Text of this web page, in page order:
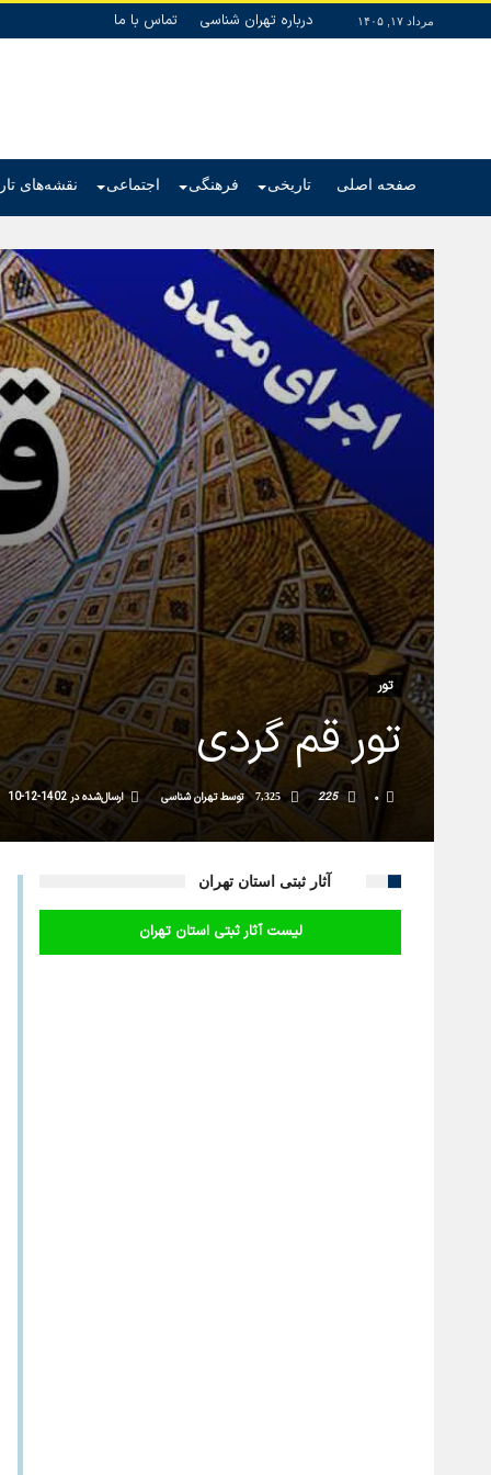
مرداد ۱۷, ۱۴۰۵ درباره تهران شناسی تماس با ما
صفحه اصلی تاریخی فرهنگی اجتماعی نقشه‌های
تور
تور قم گردی
توسطتهران شناسی ارسال‌شده در 1402-12-10 ۰ 225
7,325
آثار ثبتی استان تهران
لیست آثار ثبتی استان تهران